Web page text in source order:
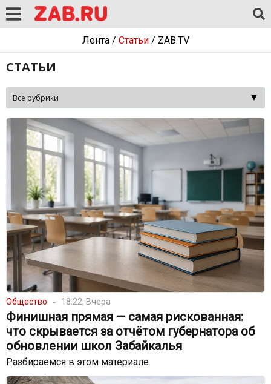
Лента/ Статьи/ ZAB.TV
СТАТЬИ
Общество 18:22, Вчера
Финишная прямая — самая рискованная:
что скрывается за отчётом губернатора об
обновлении школ Забайкалья
Разбираемся в этом материале